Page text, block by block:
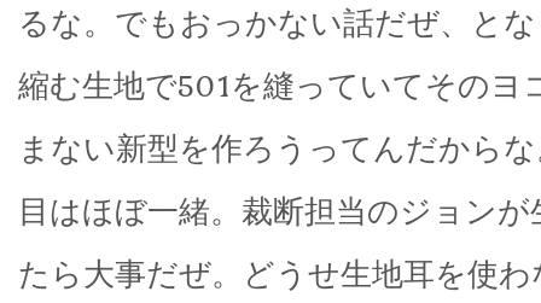
るな。でもおっかない話だぜ、と
縮む生地で501を縫っていてそのヨ
まない新型を作ろうってんだから
目はほぼ一緒。裁断担当のジョン
たら大事だぜ。どうせ生地耳を使